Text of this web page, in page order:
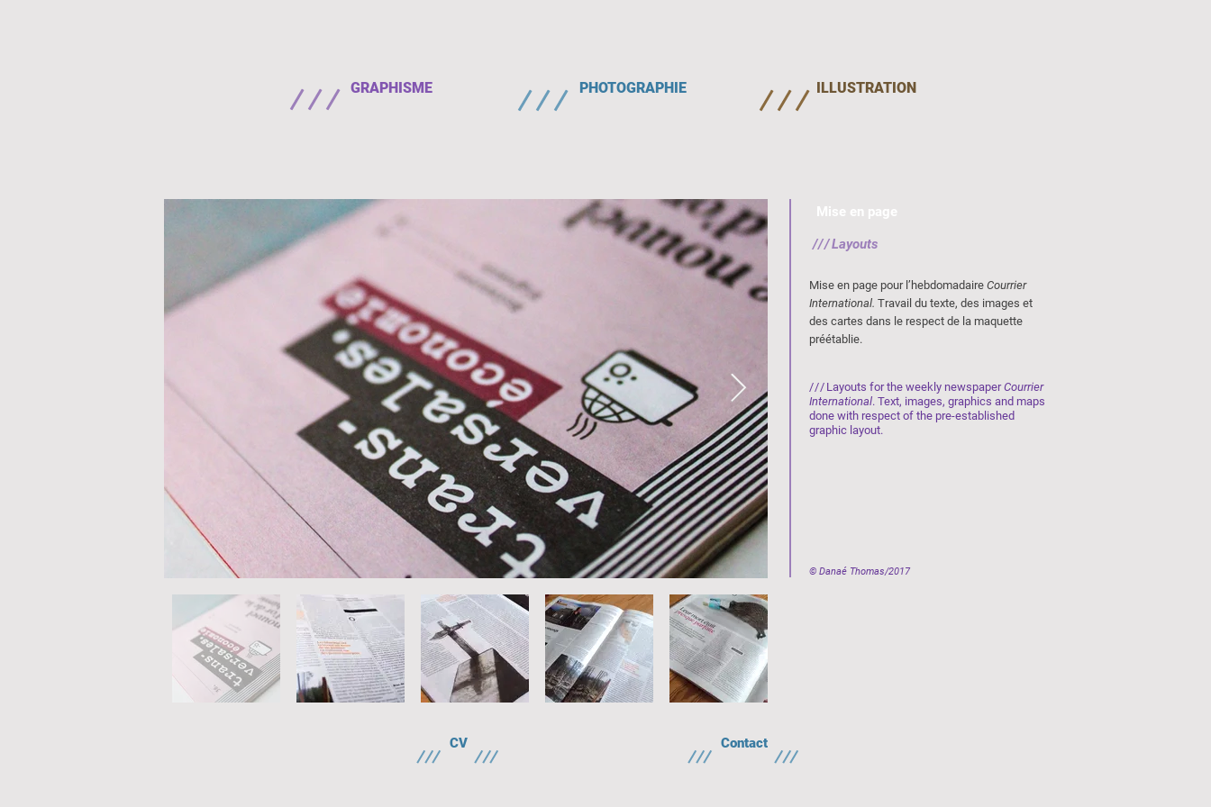
GRAPHISME PHOTOGRAPHIE ILLUSTRATION
Mise en page
///Layouts
Mise en page pour l’hebdomadaire Courrier
International. Travail du texte, des images et
des cartes dans le respect de la maquette
préétablie.
/// Layouts for the weekly newspaperCourrier
International. Text, images, graphics and maps
done with respect of the pre-established
graphic layout.
© Danaé Thomas/2017
CV Contact